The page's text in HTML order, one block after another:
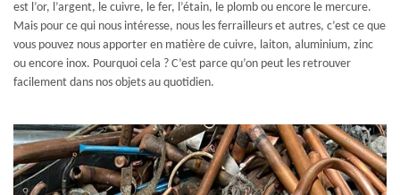
est l’or, l’argent, le cuivre, le fer, l’étain, le plomb ou encore le mercure.
Mais pour ce qui nous intéresse, nous les ferrailleurs et autres, c’est ce que
vous pouvez nous apporter en matière de cuivre, laiton, aluminium, zinc
ou encore inox. Pourquoi cela ? C’est parce qu’on peut les retrouver
facilement dans nos objets au quotidien.